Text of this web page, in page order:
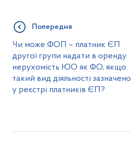
Попередня
Чи може ФОП – платник ЄП
другої групи надати в оренду
нерухомість ЮО як ФО, якщо
такий вид діяльності зазначено
у реєстрі платників ЄП?